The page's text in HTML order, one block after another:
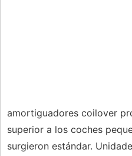
amortiguadores coilover
superior a los coches
surgieron estándar.